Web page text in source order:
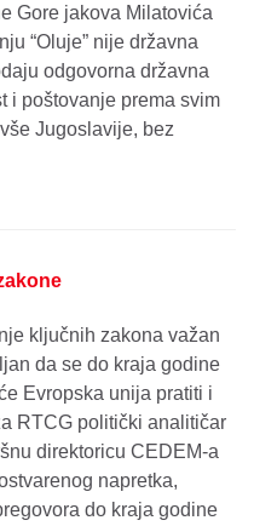
Gore jakova Milatovića
“Oluje” nije državna
odgovorna državna
i poštovanje prema svim
Jugoslavije, bez
ključnih zakona važan
da se do kraja godine
Evropska unija pratiti i
RTCG politički analitičar
direktoricu CEDEM-a
napretka,
do kraja godine